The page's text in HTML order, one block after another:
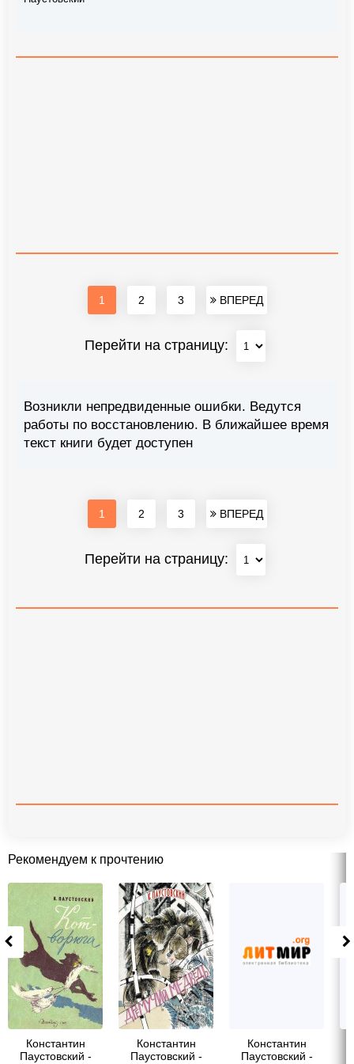
1 2 3 ВПЕРЕД
Перейти на страницу:
Возникли непредвиденные ошибки. Ведутся
работы по восстановлению. В ближайшее время
текст книги будет доступен
1 2 3 ВПЕРЕД
Перейти на страницу:
Рекомендуем к прочтению
Константин
Паустовский -
Константин
Паустовский -
Константин
Паустовский -